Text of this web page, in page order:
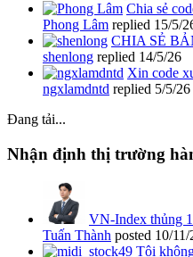
Chia sẻ
Phong Lâm replied 15/5/
CHIA SẺ
shenlong replied 14/5/26
Xin code
ngxlamdntd replied 5/5/26
Đang tải...
Nhận định thị trường
VN-Index thủng
Tuấn Thành posted 10/11/
Tôi